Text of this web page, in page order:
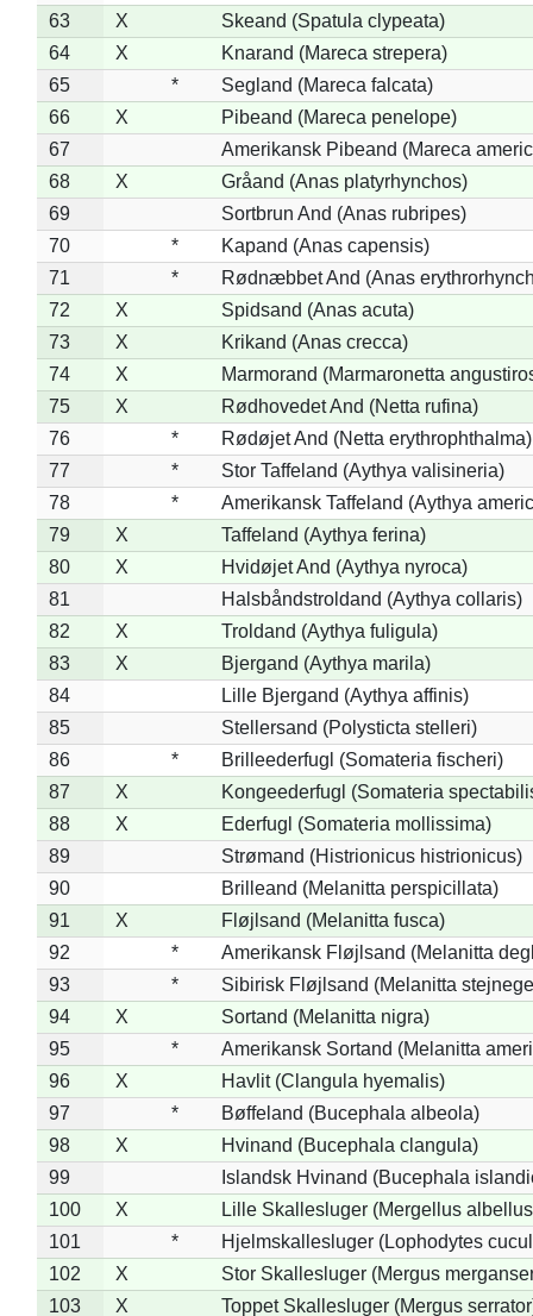
63
X
Skeand (Spatula clypeata)
64
X
Knarand (Mareca strepera)
65
*
Segland (Mareca falcata)
66
X
Pibeand (Mareca penelope)
67
Amerikansk Pibeand (Mareca
68
X
Gråand (Anas platyrhynchos)
69
Sortbrun And (Anas rubripes)
70
*
Kapand (Anas capensis)
71
*
Rødnæbbet And (Anas
72
X
Spidsand (Anas acuta)
73
X
Krikand (Anas crecca)
74
X
Marmorand (Marmaronetta
75
X
Rødhovedet And (Netta rufina)
76
*
Rødøjet And (Netta erythrophthalma)
77
*
Stor Taffeland (Aythya valisineria)
78
*
Amerikansk Taffeland (Aythya
79
X
Taffeland (Aythya ferina)
80
X
Hvidøjet And (Aythya nyroca)
81
Halsbåndstroldand (Aythya collaris)
82
X
Troldand (Aythya fuligula)
83
X
Bjergand (Aythya marila)
84
Lille Bjergand (Aythya affinis)
85
Stellersand (Polysticta stelleri)
86
*
Brilleederfugl (Somateria fischeri)
87
X
Kongeederfugl (Somateria
88
X
Ederfugl (Somateria mollissima)
89
Strømand (Histrionicus histrionicus)
90
Brilleand (Melanitta perspicillata)
91
X
Fløjlsand (Melanitta fusca)
92
*
Amerikansk Fløjlsand (Melanitta
93
*
Sibirisk Fløjlsand (Melanitta
94
X
Sortand (Melanitta nigra)
95
*
Amerikansk Sortand (Melanitta
96
X
Havlit (Clangula hyemalis)
97
*
Bøffeland (Bucephala albeola)
98
X
Hvinand (Bucephala clangula)
99
Islandsk Hvinand (Bucephala
100
X
Lille Skallesluger (Mergellus
101
*
Hjelmskallesluger (Lophodytes
102
X
Stor Skallesluger (Mergus
103
X Toppet Skallesluger (Mergus